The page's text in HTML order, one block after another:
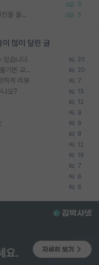
5
정보보안 연구하는 입장에선 식별가능한 사진을 올리는건 비추이긴함 5
많이 달린 글
있습니다. 20
SSH 박사과정을 그만두고 지방대 박사로 옮기면 교수의 꿈은 끝일까요? 20
하게 리뷰 7
나요? 15
12
8
9
8
12
19
7
6
6